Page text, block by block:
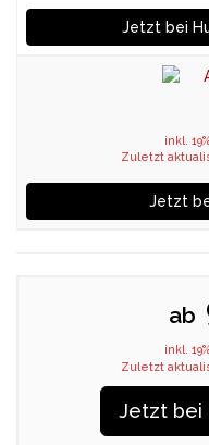
Jetzt bei
inkl.
Zuletzt
Jetzt
ab
inkl.
Zuletzt
Jetzt bei